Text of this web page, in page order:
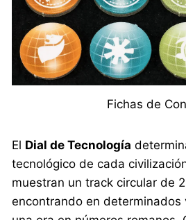
Fichas de
El Dial de Tecnología
tecnológico de cada
muestran un track circular de
encontrando en determinados